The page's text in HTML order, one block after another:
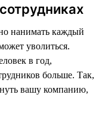
нанимать каждый
уволиться.
в год,
больше. Так,
вашу компанию,